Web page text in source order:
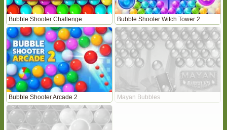
Bubble Shooter Challenge Bubble Shooter Witch Tower 2
Bubble Shooter Arcade 2 Mayan Bubbles